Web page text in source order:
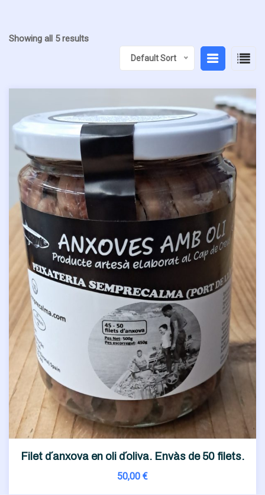
Showing all 5 results
Default Sort
Filet d´anxova en oli d´oliva. Envàs de 50 filets.
50,00 €